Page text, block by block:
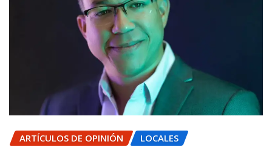
ARTÍCULOS DE OPINIÓN LOCALES